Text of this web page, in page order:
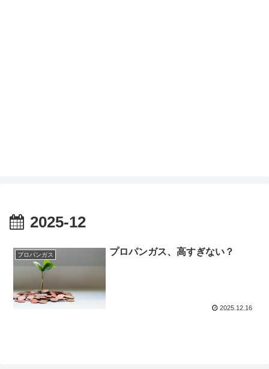
2025-12
プロパンガス プロパンガス、高すぎない？
2025.12.16